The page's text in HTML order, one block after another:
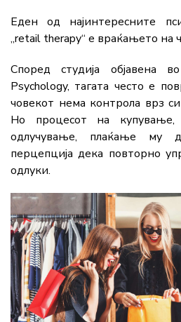
Еденод најинтересните
„retail therapy“ е враќањето на
Споредстудија објавена
Psychology, тагата честое
човекот нема контрола врз
Но процесот на купување,
одлучување, плаќање му
перцепцијадека повторно
одлуки.